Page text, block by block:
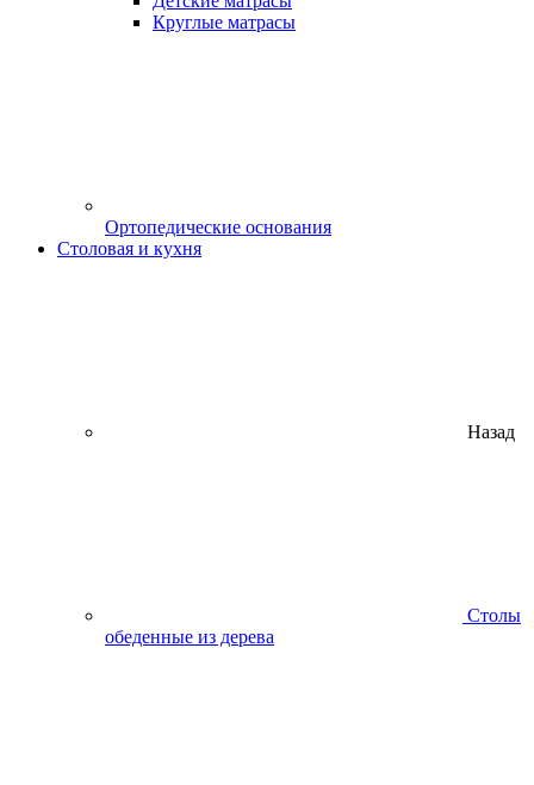
Круглые матрасы
Ортопедические основания
Столовая и кухня
Назад
Столы
обеденные из дерева